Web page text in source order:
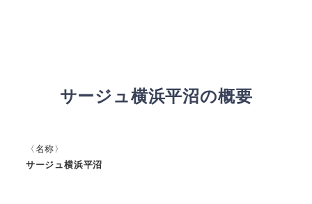
サージュ横浜平沼の概要
〈名称〉
サージュ横浜平沼